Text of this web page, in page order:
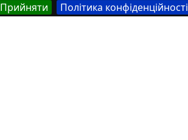
Прийняти
Політика конфіденційності